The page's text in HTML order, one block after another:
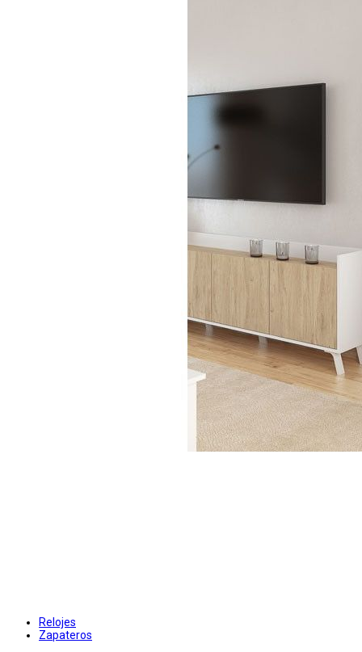
Relojes
Zapateros